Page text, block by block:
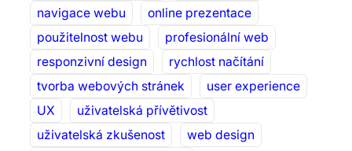
navigace webu
online prezentace
použitelnost webu
profesionální web
responzivní design
rychlost načítání
tvorba webových stránek
user experience
UX
uživatelská přívětivost
uživatelská zkušenost
web design